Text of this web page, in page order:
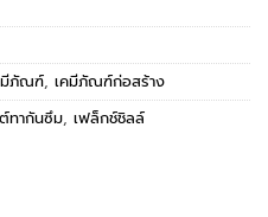
มีภัณฑ์, เคมีภัณฑ์ก่อสร้าง
ทากันซึม, เฟล็กช์ชิลล์